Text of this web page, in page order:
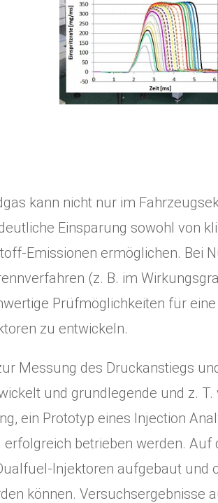
kann nicht nur im
Einsparung sowohl von
Emissionen ermöglichen. Bei
(z. B. im
Prüfmöglichkeiten für
zu entwickeln.
Messung des Druckanstiegs
und grundlegende und z.
ein Prototyp eines Injection
betrieben werden.
Injektoren aufgebaut und
können. Versuchsergebnisse